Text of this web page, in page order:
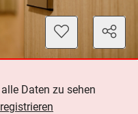
Daten zu sehen